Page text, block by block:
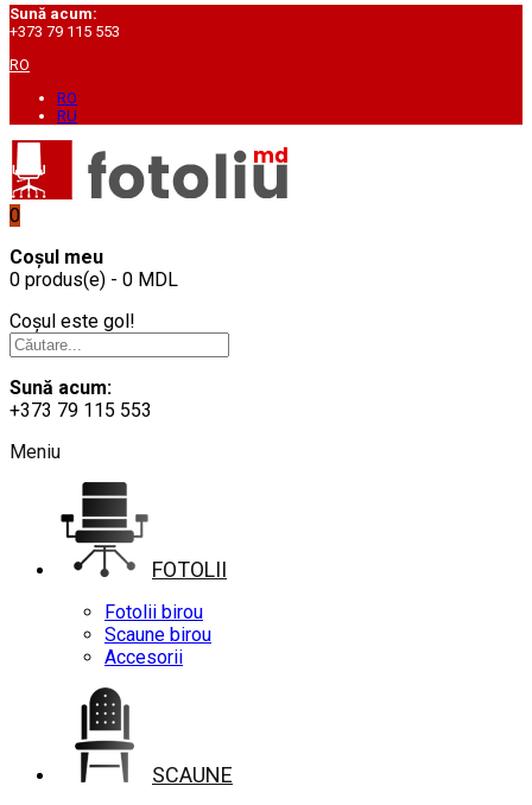
Sună acum:
+373 79 115 553
RO
RO
RU
0
Coșul meu
0 produs(e) - 0 MDL
Coșul este gol!
Sună acum:
+373 79 115 553
Meniu
FOTOLII
Fotolii birou
Scaune birou
Accesorii
SCAUNE